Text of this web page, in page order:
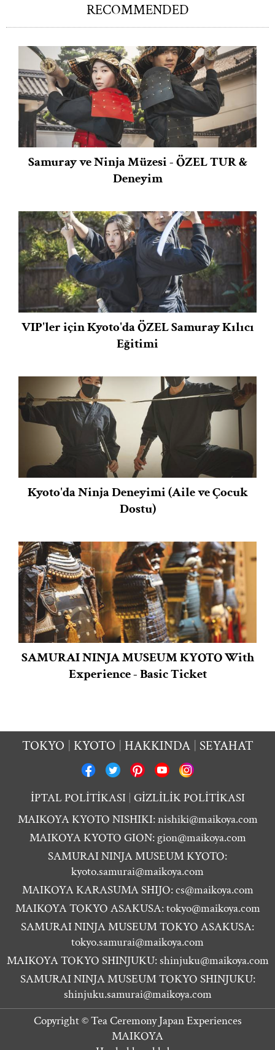
RECOMMENDED
Samuray ve Ninja Müzesi - ÖZEL TUR &
Deneyim
VIP'ler için Kyoto'da ÖZEL Samuray Kılıcı
Eğitimi
Kyoto'da Ninja Deneyimi (Aile ve Çocuk
Dostu)
SAMURAI NINJA MUSEUM KYOTO With
Experience - Basic Ticket
TOKYO KYOTO HAKKINDA SEYAHAT
İPTAL POLİTİKASI GİZLİLİK POLİTİKASI
MAIKOYA KYOTO NISHIKI:nishiki@maikoya.com
MAIKOYA KYOTO GION: gion@maikoya.com
SAMURAI NINJA MUSEUM KYOTO:
kyoto.samurai@maikoya.com
MAIKOYA KARASUMA SHIJO:cs@maikoya.com
MAIKOYA TOKYO ASAKUSA:tokyo@maikoya.com
SAMURAI NINJA MUSEUM TOKYO ASAKUSA:
tokyo.samurai@maikoya.com
MAIKOYA TOKYO SHINJUKU:shinjuku@maikoya.com
SAMURAI NINJA MUSEUM TOKYO SHINJUKU:
shinjuku.samurai@maikoya.com
Copyright ©Tea Ceremony Japan Experiences
MAIKOYA